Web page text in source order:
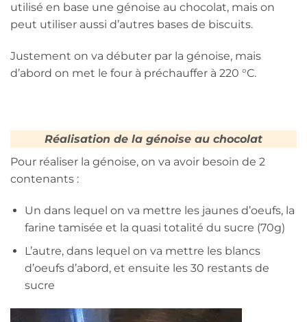
utilisé en base une génoise au chocolat, mais on
peut utiliser aussi d’autres bases de biscuits.
Justement on va débuter par la génoise, mais
d’abord on met le four à préchauffer à 220 °C.
Réalisation de la génoise au chocolat
Pour réaliser la génoise, on va avoir besoin de 2
contenants :
Un dans lequel on va mettre les jaunes d’oeufs, la
farine tamisée et la quasi totalité du sucre (70g)
L’autre, dans lequel on va mettre les blancs
d’oeufs d’abord, et ensuite les 30 restants de
sucre